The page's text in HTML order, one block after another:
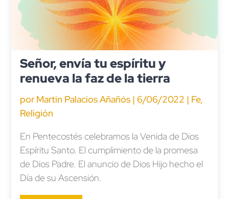
Señor, envía tu espíritu y
renueva la faz de la tierra
por Martin Palacios Añañós| 6/06/2022 | Fe,
Religión
En Pentecostés celebramos la Venida de Dios
Espíritu Santo. El cumplimiento de la promesa
de Dios Padre. El anuncio de Dios Hijo hecho el
Día de su Ascensión.